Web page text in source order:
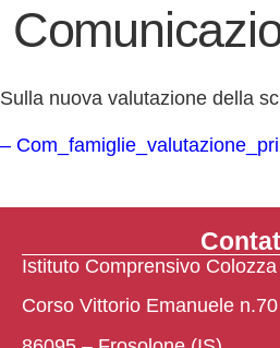
Sulla nuova valutazione della
–
Istituto Comprensivo Colozza
Corso Vittorio Emanuele n.70